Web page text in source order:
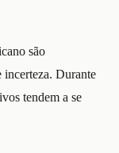
são
incerteza. Durante
tendem a se